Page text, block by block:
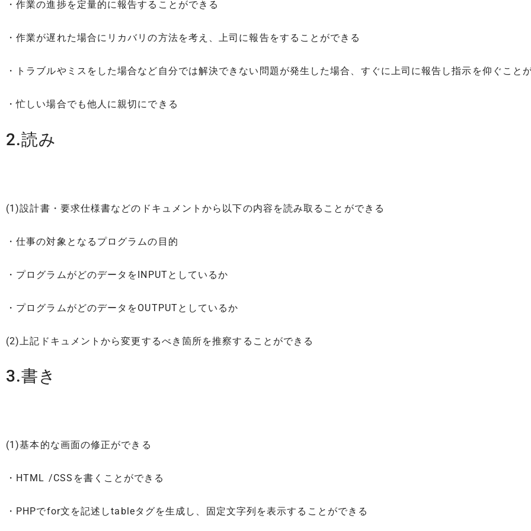
・作業の進捗を定量的に報告することができる
・作業が遅れた場合にリカバリの方法を考え、上司に報告をすることができる
・トラブルやミスをした場合など自分では解決できない問題が発生した場合、すぐに上司に報告し指示を仰ぐこと
・忙しい場合でも他人に親切にできる
2.読み
(1)設計書・要求仕様書などのドキュメントから以下の内容を読み取ることができる
・仕事の対象となるプログラムの目的
・プログラムがどのデータをINPUTとしているか
・プログラムがどのデータをOUTPUTとしているか
(2)上記ドキュメントから変更するべき箇所を推察することができる
3.書き
(1)基本的な画面の修正ができる
・HTML /CSSを書くことができる
・PHPでfor文を記述しtableタグを生成し、固定文字列を表示することができる